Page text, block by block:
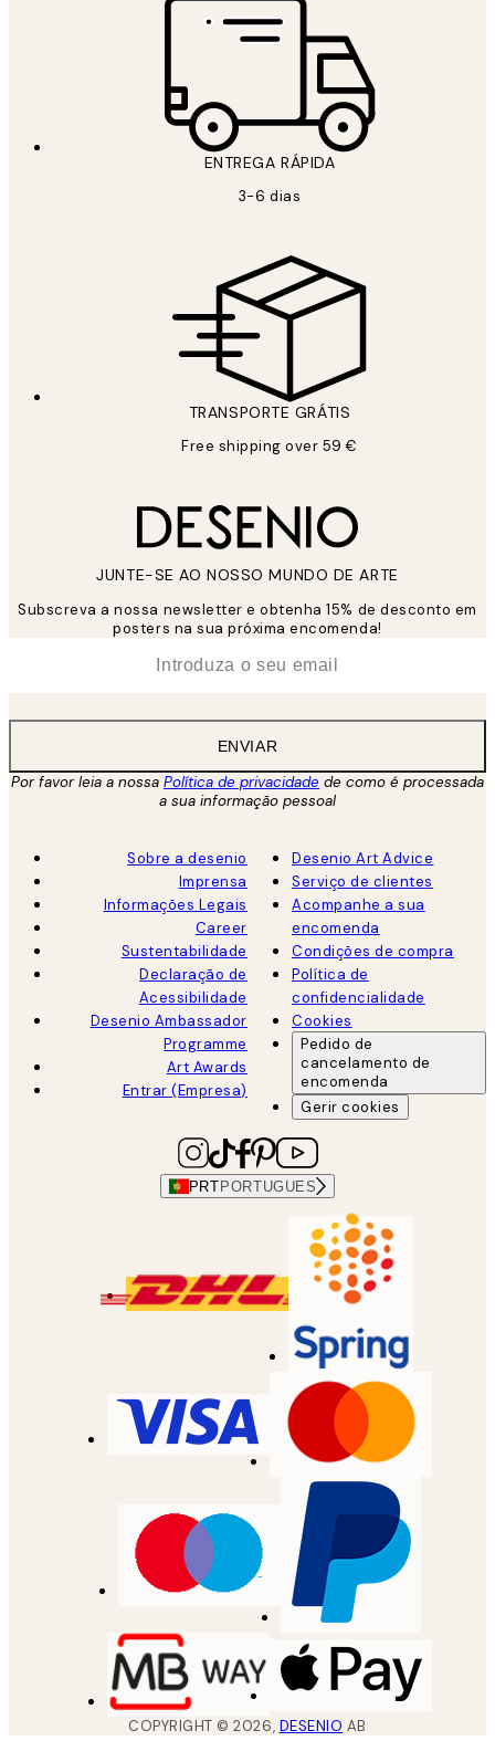
ENTREGA RÁPIDA
3-6 dias
TRANSPORTE GRÁTIS
Free shipping over 59 €
JUNTE-SE AO NOSSO MUNDO DE ARTE
Subscreva a nossa newsletter e obtenha 15% de desconto em
posters na sua próxima encomenda!
ENVIAR
Por favor leia a nossa Política de privacidade de como é processada
a sua informação pessoal
Sobre a desenio
Imprensa
Informações Legais
Career
Sustentabilidade
Declaração de
Acessibilidade
Desenio Ambassador
Programme
Art Awards
Entrar (Empresa)
Desenio Art Advice
Serviço de clientes
Acompanhe a sua
encomenda
Condições de compra
Política de
confidencialidade
Cookies
Pedido de
cancelamento de
encomenda
Gerir cookies
PRT PORTUGUES
COPYRIGHT ©2026, DESENIO AB